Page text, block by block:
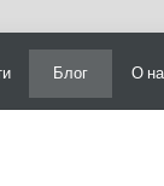
Блог О